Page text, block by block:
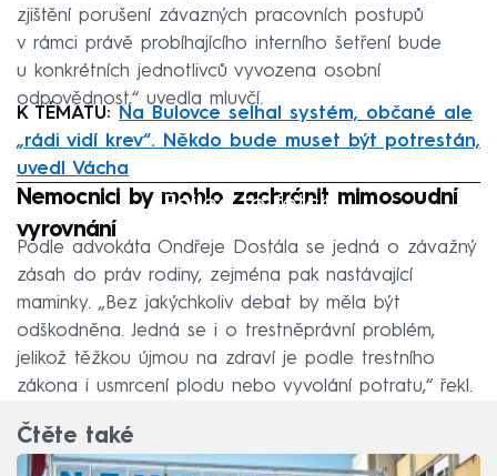
zjištění porušení závazných pracovních postupů
v rámci právě probíhajícího interního šetření bude
u konkrétních jednotlivců vyvozena osobní
odpovědnost,“ uvedla mluvčí.
K TÉMATU: Na Bulovce selhal systém, občané ale
„rádi vidí krev“. Někdo bude muset být potrestán,
uvedl Vácha
Failed to fetch
Nemocnici by mohlo zachránit mimosoudní
vyrovnání
Podle advokáta Ondřeje Dostála se jedná o závažný
zásah do práv rodiny, zejména pak nastávající
maminky. „Bez jakýchkoliv debat by měla být
odškodněna. Jedná se i o trestněprávní problém,
jelikož těžkou újmou na zdraví je podle trestního
zákona i usmrcení plodu nebo vyvolání potratu,“ řekl.
Čtěte také